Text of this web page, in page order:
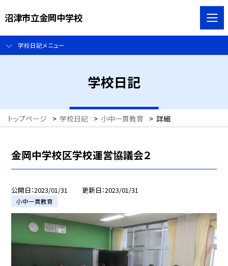
沼津市立金岡中学校
学校日記メニュー
学校日記
トップページ > 学校日記 > 小中一貫教育 > 詳細
金岡中学校区学校運営協議会２
公開日 2023/01/31 更新日 2023/01/31
小中一貫教育